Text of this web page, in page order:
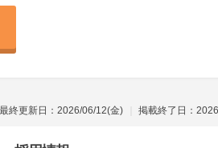
最終更新日：2026/06/12(金) 掲載終了日：